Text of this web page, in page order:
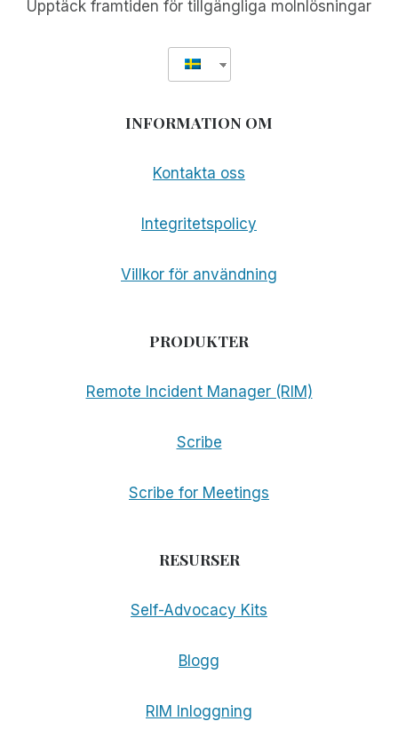
DATORSKÄRM
Upptäck framtiden för tillgängliga molnlösningar
INFORMATION OM
Kontakta oss
Integritetspolicy
Villkor för användning
PRODUKTER
Remote Incident Manager (RIM)
Scribe
Scribe for Meetings
RESURSER
Self-Advocacy Kits
Blogg
RIM Inloggning